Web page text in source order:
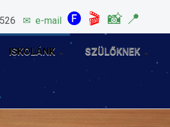
✉ e-mail 🅕 🎬 📸 📍
ISKOLÁNK SZÜLŐKNEK